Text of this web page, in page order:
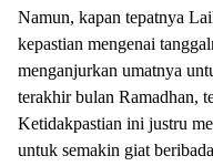
Namun, kapan tepatnya
kepastian mengenai
menganjurkan umatnya
terakhir bulan Ramadhan,
Ketidakpastian ini justru
untuk semakin giat